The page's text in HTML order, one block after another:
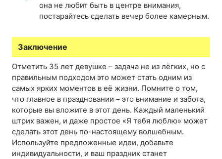
она не любит быть в центре внимания,
постарайтесь сделать вечер более камерным.
Заключение
Отметить 35 лет девушке – задача не из лёгких, но с
правильным подходом это может стать одним из
самых ярких моментов в её жизни. Помните о том,
что главное в праздновании – это внимание и забота,
которые вы вложите в этот день. Каждый маленький
штрих важен, и даже простое «Я тебя люблю» может
сделать этот день по-настоящему волшебным.
Используйте предложенные идеи, добавьте
индивидуальности, и ваш праздник станет